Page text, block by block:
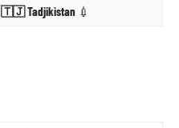
🇹🇯 Tadjikistan 💉